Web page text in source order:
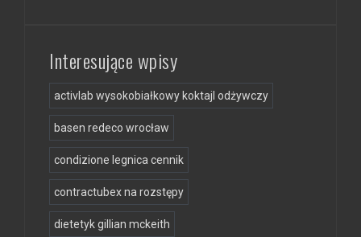
Interesujące wpisy
activlab wysokobiałkowy koktajl odżywczy
basen redeco wrocław
condizione legnica cennik
contractubex na rozstępy
dietetyk gillian mckeith